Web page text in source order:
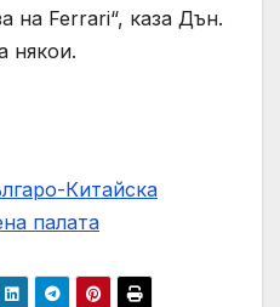
на Ferrari“, каза Дън.
някои.
Китайска
палaта